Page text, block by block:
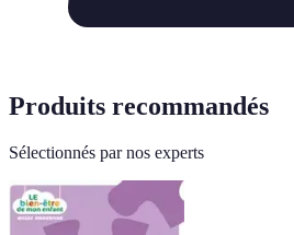
Produits recommandés
Sélectionnés par nos experts